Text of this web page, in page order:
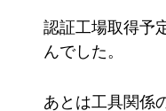
認証工場取得予
んでした。
あとは工具関係